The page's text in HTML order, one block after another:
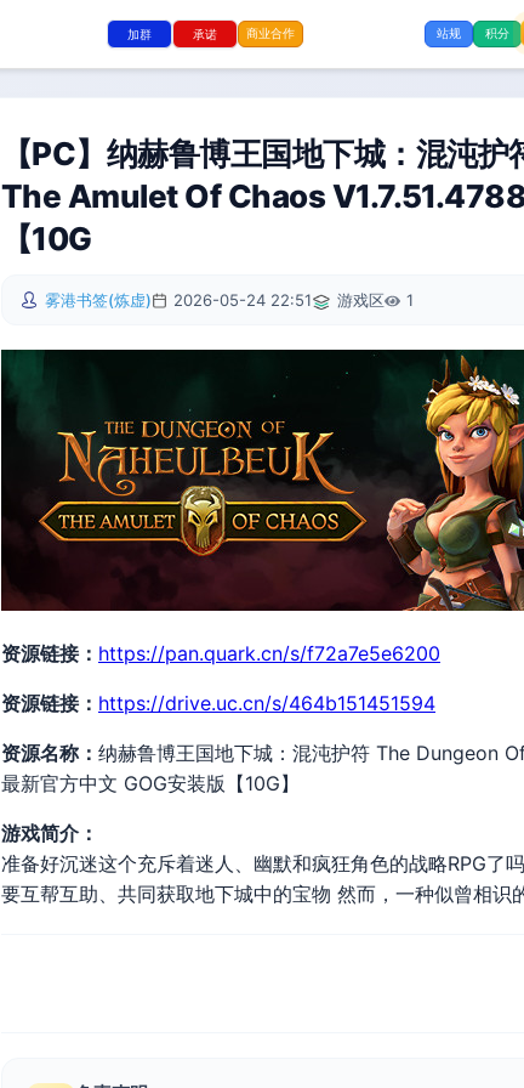
加群 承诺 商业合作 站规 积分
【PC】纳赫鲁博王国地下城：混沌
The Amulet Of Chaos
【10G
雾港书签(炼虚) 2026-05-24 22:51 游戏区 1
资源链接： https://pan.quark.cn/s/f72a7e5e6200
资源链接： https://drive.uc.cn/s/464b151451594
资源名称： 纳赫鲁博王国地下城：混沌护符 The Dungeon
最新官方中文 GOG安装版【10G】
游戏简介：
准备好沉迷这个充斥着迷人、幽默和疯狂角色的战略RPG
要互帮互助、共同获取地下城中的宝物 然而，一种似曾相